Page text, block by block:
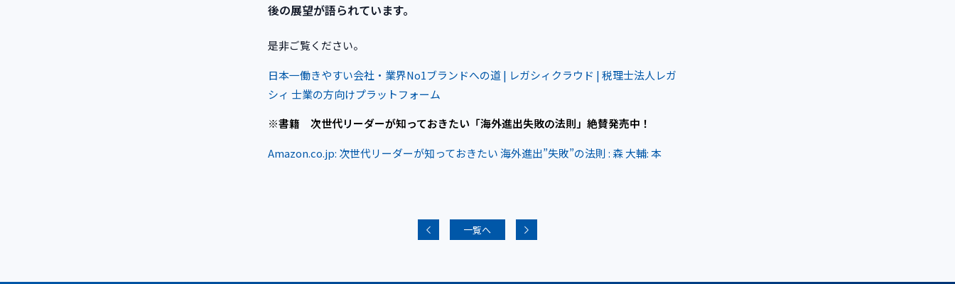
後の展望が語られています。
是非ご覧ください。
日本一働きやすい会社・業界No1ブランドへの道 | レガシィクラウド | 税理士法人レガ
シィ 士業の方向けプラットフォーム
※書籍 次世代リーダーが知っておきたい「海外進出失敗の法則」絶賛発売中！
Amazon.co.jp: 次世代リーダーが知っておきたい 海外進出”失敗”の法則 : 森 大輔: 本
一覧へ